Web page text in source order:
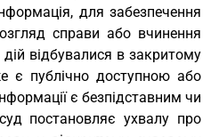
для забезпечення
справи або вчинення
відбувалися в закритому
є публічно доступною або
є безпідставним чи
постановляє ухвалу про